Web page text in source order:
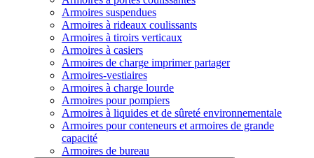
Armoires suspendues
Armoires à rideaux coulissants
Armoires à tiroirs verticaux
Armoires à casiers
Armoires de charge imprimer partager
Armoires-vestiaires
Armoires à charge lourde
Armoires pour pompiers
Armoires à liquides et de sûreté environnementale
Armoires pour conteneurs et armoires de grande
capacité
Armoires de bureau